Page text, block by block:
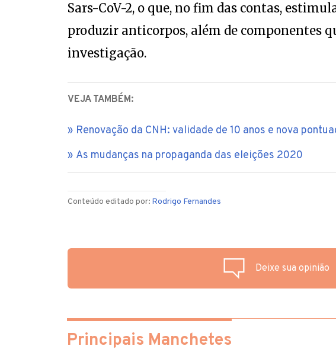
Sars-CoV-2, o que, no fim das contas,
produzir anticorpos, além de componentes
investigação.
VEJA TAMBÉM:
Renovação da CNH: validade de 10 anos e nova
As mudanças na propaganda das eleições 2020
Conteúdo editado por: Rodrigo Fernandes
Deixe sua opinião
Principais Manchetes